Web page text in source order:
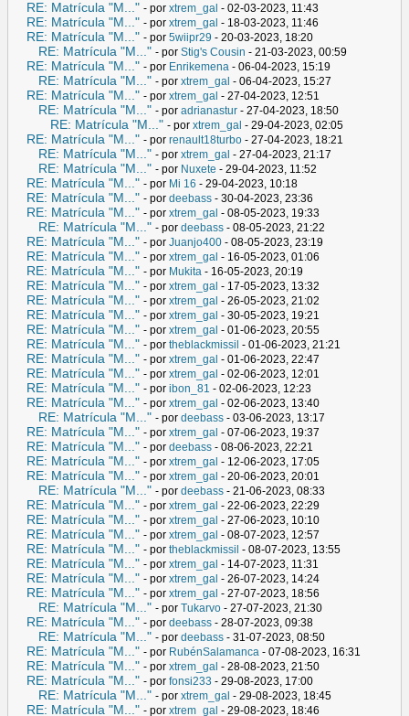
RE: Matrícula "M..." - por xtrem_gal - 02-03-2023, 11:43
RE: Matrícula "M..." - por xtrem_gal - 18-03-2023, 11:46
RE: Matrícula "M..." - por 5wiipr29 - 20-03-2023, 18:20
RE: Matrícula "M..." - por Stig's Cousin - 21-03-2023, 00:59
RE: Matrícula "M..." - por Enrikemena - 06-04-2023, 15:19
RE: Matrícula "M..." - por xtrem_gal - 06-04-2023, 15:27
RE: Matrícula "M..." - por xtrem_gal - 27-04-2023, 12:51
RE: Matrícula "M..." - por adrianastur - 27-04-2023, 18:50
RE: Matrícula "M..." - por xtrem_gal - 29-04-2023, 02:05
RE: Matrícula "M..." - por renault18turbo - 27-04-2023, 18:21
RE: Matrícula "M..." - por xtrem_gal - 27-04-2023, 21:17
RE: Matrícula "M..." - por Nuxete - 29-04-2023, 11:52
RE: Matrícula "M..." - por Mi 16 - 29-04-2023, 10:18
RE: Matrícula "M..." - por deebass - 30-04-2023, 23:36
RE: Matrícula "M..." - por xtrem_gal - 08-05-2023, 19:33
RE: Matrícula "M..." - por deebass - 08-05-2023, 21:22
RE: Matrícula "M..." - por Juanjo400 - 08-05-2023, 23:19
RE: Matrícula "M..." - por xtrem_gal - 16-05-2023, 01:06
RE: Matrícula "M..." - por Mukita - 16-05-2023, 20:19
RE: Matrícula "M..." - por xtrem_gal - 17-05-2023, 13:32
RE: Matrícula "M..." - por xtrem_gal - 26-05-2023, 21:02
RE: Matrícula "M..." - por xtrem_gal - 30-05-2023, 19:21
RE: Matrícula "M..." - por xtrem_gal - 01-06-2023, 20:55
RE: Matrícula "M..." - por theblackmissil - 01-06-2023, 21:21
RE: Matrícula "M..." - por xtrem_gal - 01-06-2023, 22:47
RE: Matrícula "M..." - por xtrem_gal - 02-06-2023, 12:01
RE: Matrícula "M..." - por ibon_81 - 02-06-2023, 12:23
RE: Matrícula "M..." - por xtrem_gal - 02-06-2023, 13:40
RE: Matrícula "M..." - por deebass - 03-06-2023, 13:17
RE: Matrícula "M..." - por xtrem_gal - 07-06-2023, 19:37
RE: Matrícula "M..." - por deebass - 08-06-2023, 22:21
RE: Matrícula "M..." - por xtrem_gal - 12-06-2023, 17:05
RE: Matrícula "M..." - por xtrem_gal - 20-06-2023, 20:01
RE: Matrícula "M..." - por deebass - 21-06-2023, 08:33
RE: Matrícula "M..." - por xtrem_gal - 22-06-2023, 22:29
RE: Matrícula "M..." - por xtrem_gal - 27-06-2023, 10:10
RE: Matrícula "M..." - por xtrem_gal - 08-07-2023, 12:57
RE: Matrícula "M..." - por theblackmissil - 08-07-2023, 13:55
RE: Matrícula "M..." - por xtrem_gal - 14-07-2023, 11:31
RE: Matrícula "M..." - por xtrem_gal - 26-07-2023, 14:24
RE: Matrícula "M..." - por xtrem_gal - 27-07-2023, 18:56
RE: Matrícula "M..." - por Tukarvo - 27-07-2023, 21:30
RE: Matrícula "M..." - por deebass - 28-07-2023, 09:38
RE: Matrícula "M..." - por deebass - 31-07-2023, 08:50
RE: Matrícula "M..." - por RubénSalamanca - 07-08-2023, 16:31
RE: Matrícula "M..." - por xtrem_gal - 28-08-2023, 21:50
RE: Matrícula "M..." - por fonsi233 - 29-08-2023, 17:00
RE: Matrícula "M..." - por xtrem_gal - 29-08-2023, 18:45
RE: Matrícula "M..." - por xtrem_gal - 29-08-2023, 18:46